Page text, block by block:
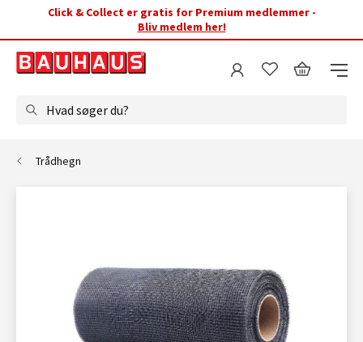
Click & Collect er gratis for Premium medlemmer -
Bliv medlem her!
Hvad søger du?
Trådhegn